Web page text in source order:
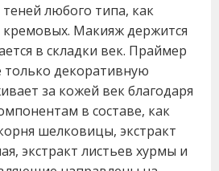
теней любого типа, как
кремовых. Макияж держится
в складки век. Праймер
только декоративную
за кожей век благодаря
в составе, как
шелковицы, экстракт
экстракт листьев хурмы и